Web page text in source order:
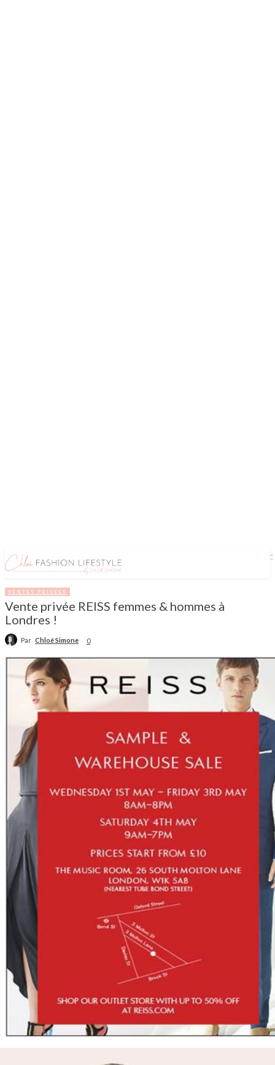
VENTES PRIVÉES
Vente privée REISS femmes & hommes à
Londres !
Par Chloé Simone 0